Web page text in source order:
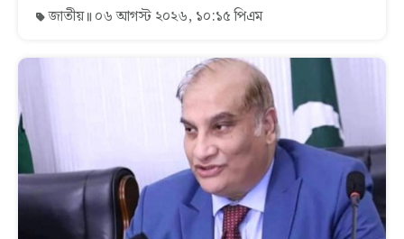
জাতীয় ০৬ আগস্ট ২০২৬, ১০:১৫ পিএম